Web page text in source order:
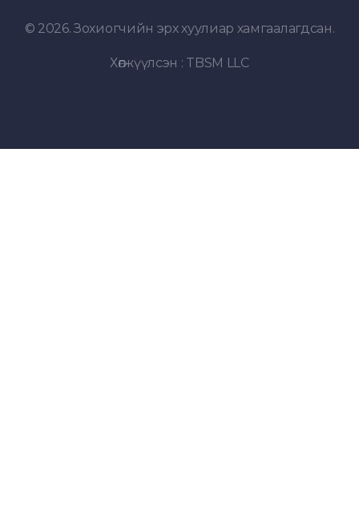
© 2026. Зохиогчийн эрх хуулиар хамгаалагдсан.
Хөгжүүлсэн : TBSM LLC